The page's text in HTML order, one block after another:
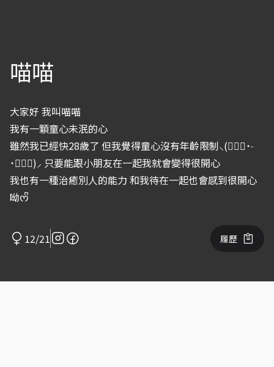
喵喵
大家好 我叫喵喵
我有一顆童心未泯的心
雖然我已經快28歲了 但我覺得童心沒有年齡限制⸜(๑⃙⃘˙ᵕ
˙๑⃙⃘)⸝ 只要能跟小朋友在一起我就會變得很開心
我也有一種治癒別人的能力 和我待在一起也會感到很開心
呦ᰔᩚ
12/21 履歷